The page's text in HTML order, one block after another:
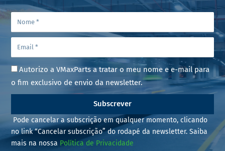
Autorizo a VMaxParts a tratar o meu nome e e-mail para
o fim exclusivo de envio da newsletter.
Subscrever
Pode cancelar a subscrição em qualquer momento, clicando
no link “Cancelar subscrição” do rodapé da newsletter. Saiba
mais na nossa Política de Privacidade